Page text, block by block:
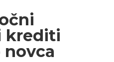
krediti
novca